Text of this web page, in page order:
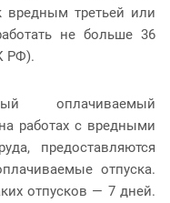
вредным третьей или
не больше 36
РФ).
оплачиваемый
работах с вредными
предоставляются
отпуска.
отпусков — 7 дней.